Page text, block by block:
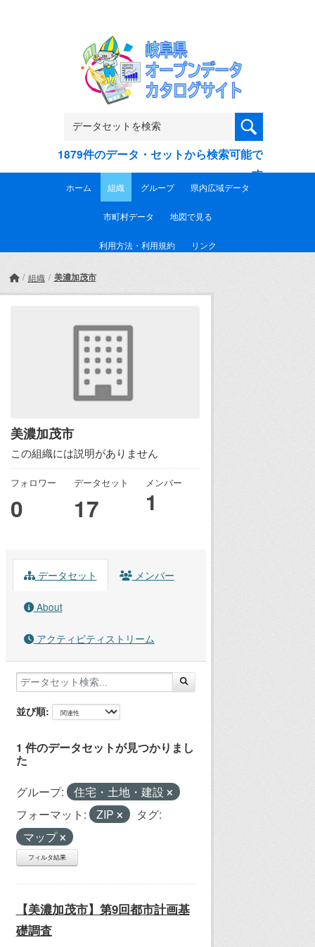
1879件のデータ・セットから検索可能で
す
ホーム 組織 グループ 県内広域データ
市町村データ 地図で見る
利用方法・利用規約 リンク
組織 美濃加茂市
美濃加茂市
この組織には説明がありません
フォロワー
0
データセット
17
メンバー
1
データセット メンバー
About
アクティビティストリーム
並び順
1 件のデータセットが見つかりまし
た
グループ:
住宅・土地・建設
フォーマット:
ZIP
タグ:
マップ
フィルタ結果
【美濃加茂市】第9回都市計画基
礎調査